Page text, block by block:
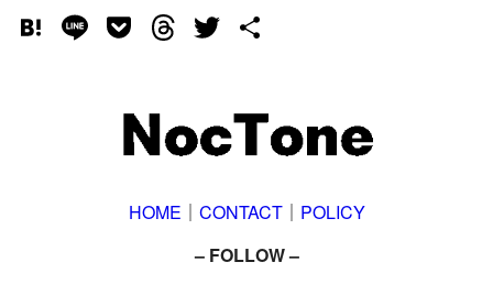
Hatena
LinePocket
Threads
Twitter
HOME ｜ CONTACT｜ POLICY
– FOLLOW –